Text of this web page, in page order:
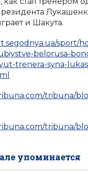
и Шакута.
sport/
belorusa-
trenera-syna-
tribuna/
tribuna/
упоминается